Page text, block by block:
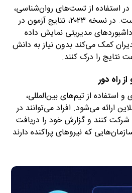
استفاده از تست‌های روان‌شناسی،
دشواری در تفسیر نتایج است. در نسخه ۲۰۲۳، نتایج آزمون در
مدیریتی نمایش داده
کمک می‌کند بدون نیاز به دانش
نتایج را درک کنند.
استفاده از تیم‌های بین‌المللی،
آنلاین ارائه می‌شود. افراد می‌توانند در
شرکت کنند و گزارش خود را دریافت
که نیروهای پراکنده دارند